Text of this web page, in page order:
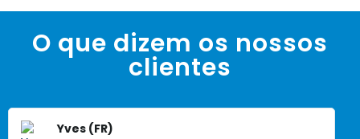
O que dizem os nossos
clientes
Yves (FR)